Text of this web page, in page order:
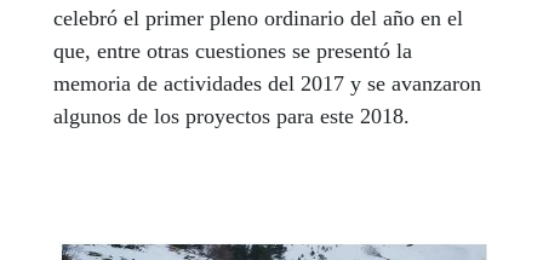
celebró el primer pleno ordinario del año en el
que, entre otras cuestiones se presentó la
memoria de actividades del 2017 y se avanzaron
algunos de los proyectos para este 2018.